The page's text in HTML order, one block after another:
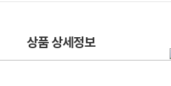
상품 상세정보